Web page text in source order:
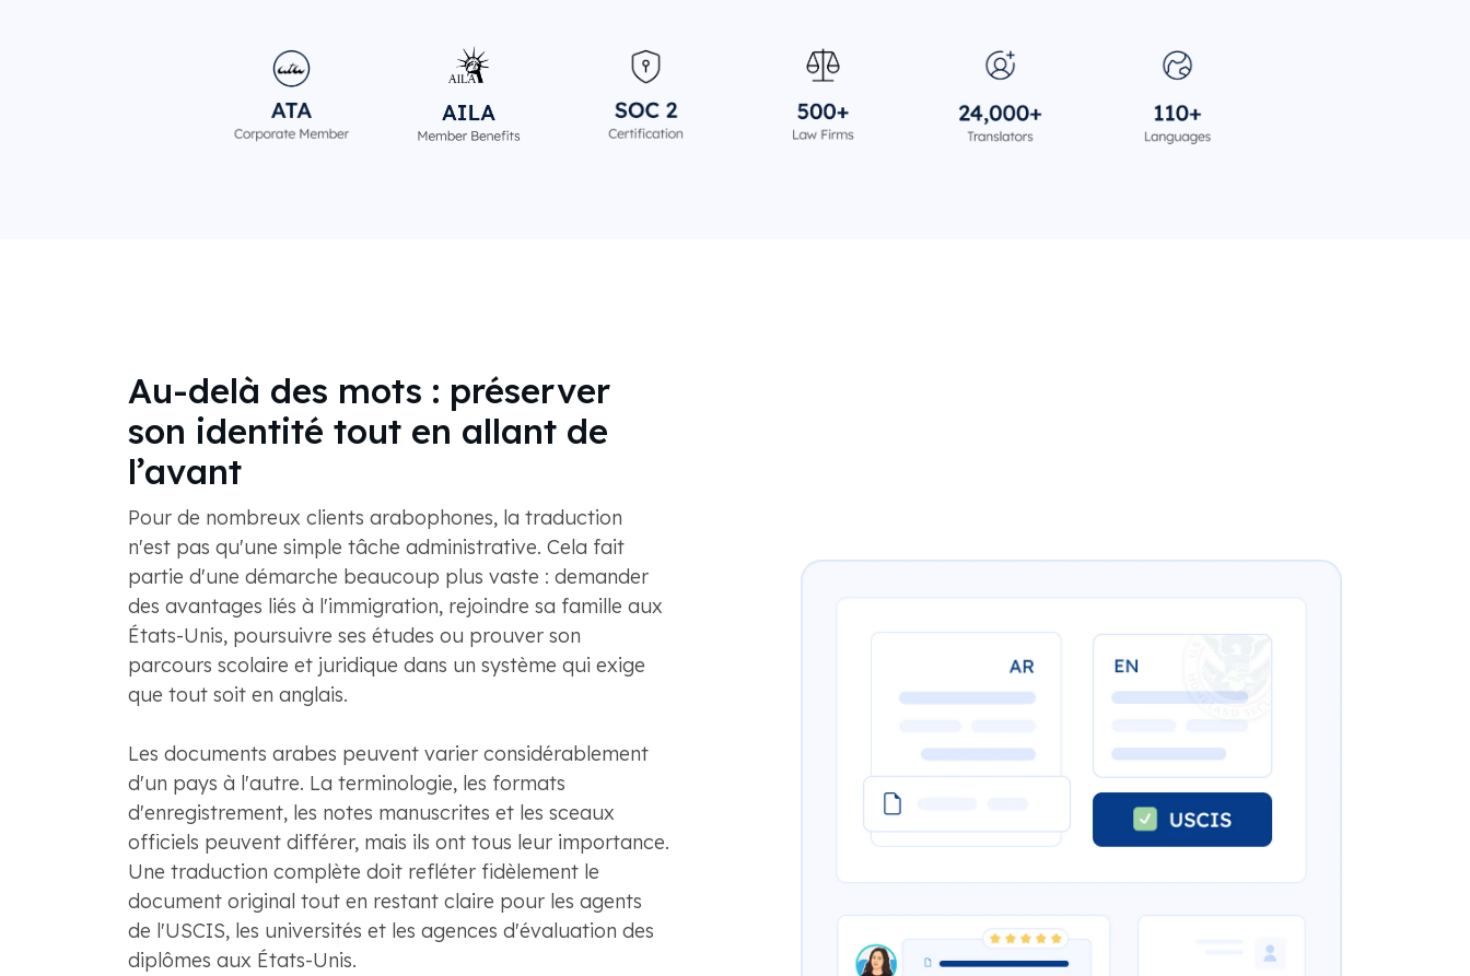
Au-delà des mots : préserver
son identité tout en allant de
l’avant
Pour de nombreux clients arabophones, la traduction
n'est pas qu'une simple tâche administrative. Cela fait
partie d'une démarche beaucoup plus vaste : demander
des avantages liés à l'immigration, rejoindre sa famille aux
États-Unis, poursuivre ses études ou prouver son
parcours scolaire et juridique dans un système qui exige
que tout soit en anglais.
Les documents arabes peuvent varier considérablement
d'un pays à l'autre. La terminologie, les formats
d'enregistrement, les notes manuscrites et les sceaux
officiels peuvent différer, mais ils ont tous leur importance.
Une traduction complète doit refléter fidèlement le
document original tout en restant claire pour les agents
de l'USCIS, les universités et les agences d'évaluation des
diplômes aux États-Unis.